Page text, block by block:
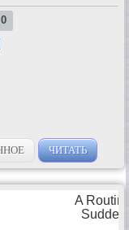
0
ЧИТАТЬ